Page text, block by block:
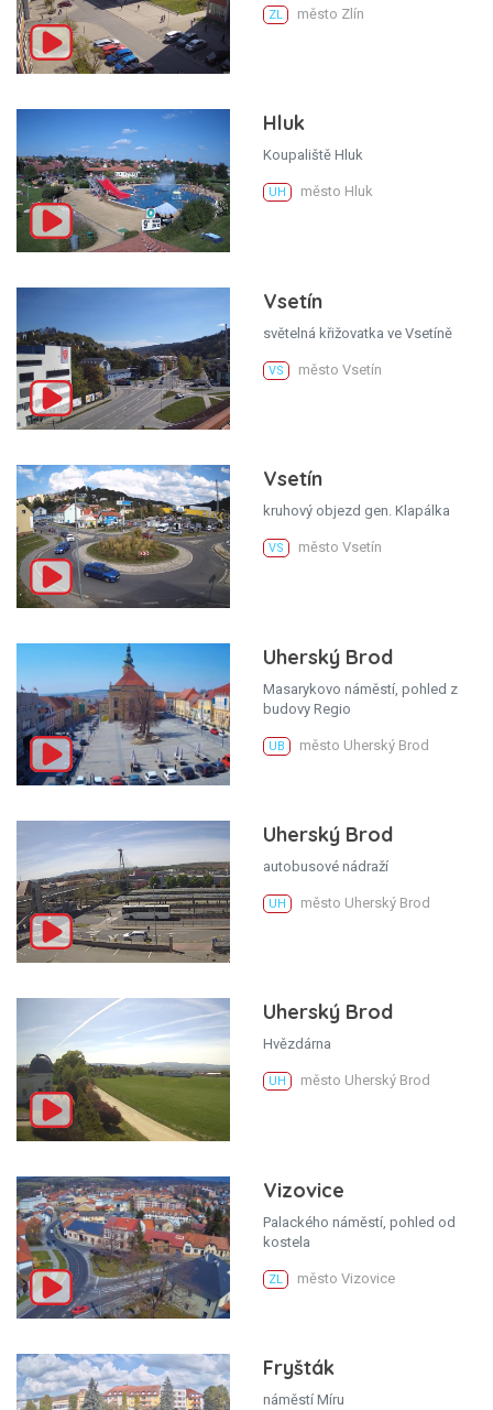
ZL město Zlín
Hluk
Koupaliště Hluk
UH město Hluk
Vsetín
světelná křižovatka ve Vsetíně
VS město Vsetín
Vsetín
kruhový objezd gen. Klapálka
VS město Vsetín
Uherský Brod
Masarykovo náměstí, pohled z
budovy Regio
UB město Uherský Brod
Uherský Brod
autobusové nádraží
UH město Uherský Brod
Uherský Brod
Hvězdárna
UH město Uherský Brod
Vizovice
Palackého náměstí, pohled od
kostela
ZL město Vizovice
Fryšták
náměstí Míru